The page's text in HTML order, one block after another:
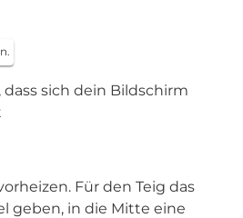
dass sich dein Bildschirm
Für den Teig das
geben, in die Mitte eine